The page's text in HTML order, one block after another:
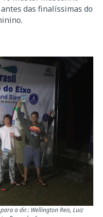
das finalíssimas do
a dir.: Wellington Reis, Luiz